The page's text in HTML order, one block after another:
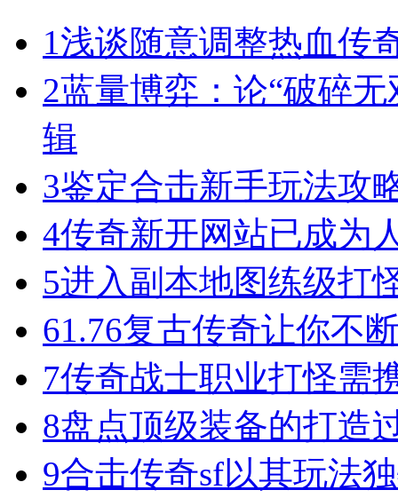
1浅谈随意调整热血传
2蓝量博弈：论“破碎
辑
3鉴定合击新手玩法攻
4传奇新开网站已成为
5进入副本地图练级打
61.76复古传奇让你不
7传奇战士职业打怪需
8盘点顶级装备的打造
9合击传奇sf以其玩法